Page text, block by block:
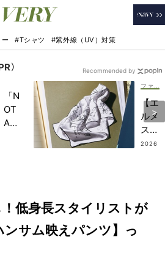
#Tシャツ #紫外線（UV）対策
〉
「N
OT
A
記憶
に一
生残
【エ
ルメ
ス】
10
入る
2026
Recommended by
！低身長スタイリストが
ンサム映えパンツ】っ